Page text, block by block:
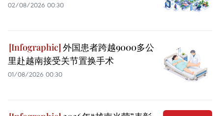
02/08/2026 00:30
外国患者跨越9000多公
里赴越南接受关节置换手术
01/08/2026 00:30